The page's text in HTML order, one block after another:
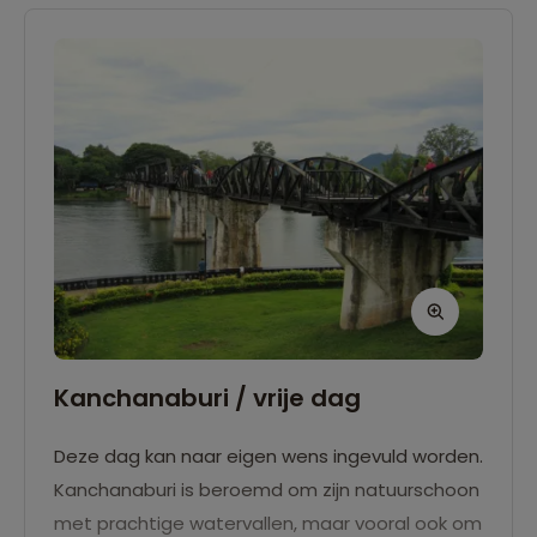
Kanchanaburi / vrije dag
Deze dag kan naar eigen wens ingevuld worden.
Kanchanaburi is beroemd om zijn natuurschoon
met prachtige watervallen, maar vooral ook om